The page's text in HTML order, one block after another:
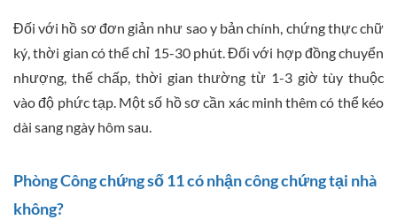
Đối với hồ sơ đơn giản như sao y bản chính, chứng thực chữ
ký, thời gian có thể chỉ 15-30 phút. Đối với hợp đồng chuyển
nhượng, thế chấp, thời gian thường từ 1-3 giờ tùy thuộc
vào độ phức tạp. Một số hồ sơ cần xác minh thêm có thể kéo
dài sang ngày hôm sau.
Phòng Công chứng số 11 có nhận công chứng tại nhà
không?